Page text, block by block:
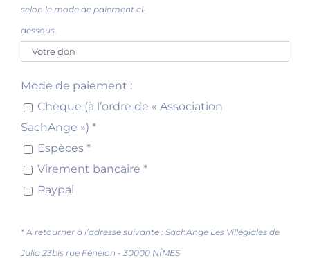
selon le mode de paiement ci-
dessous.
Mode de paiement :
Chèque (à l’ordre de « Association
SachAnge ») *
Espèces *
Virement bancaire *
Paypal
* A retourner à l’adresse suivante : SachAnge Les Villégiales de
Julia 23bis rue Fénelon - 30000 NÎMES